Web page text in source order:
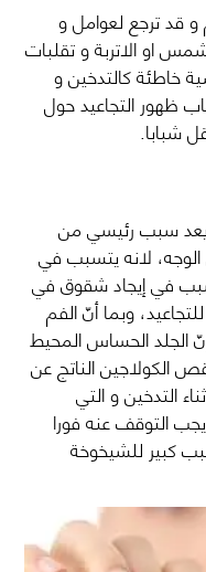
و قد ترجع لعوامل و
او الاتربة و تقلبات
خاطئة كالتدخين و
ظهور التجاعيد حول
شبابا.
يعد سبب رئيسي من
لانه يتسبب في
في إيجاد شقوق في
وبما أنّ الفم
الجلد الحساس المحيط
الكولاجين الناتج عن
التدخين و التي
التوقف عنه فورا
كبير للشيخوخة